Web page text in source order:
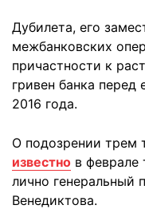
Дубилета, его
межбанковских
причастности к
гривен банка перед
2016 года.
О подозрении трем
известно в феврале
лично генеральный
Венедиктова.